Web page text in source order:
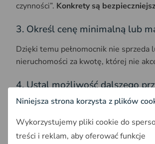
czynności”. Konkrety są
3. Określ cenę minimalną lub
Dzięki temu pełnomocnik nie sprzeda
nieruchomości za kwotę, której nie
4. Ustal możliwość dalszego
uprawnień
W treści powinna znaleźć się
pełnomocnik może ustanawiać
Niniejsza strona korzysta z plików
Wykorzystujemy pliki cookie do
treści i reklam, aby oferować funkcje